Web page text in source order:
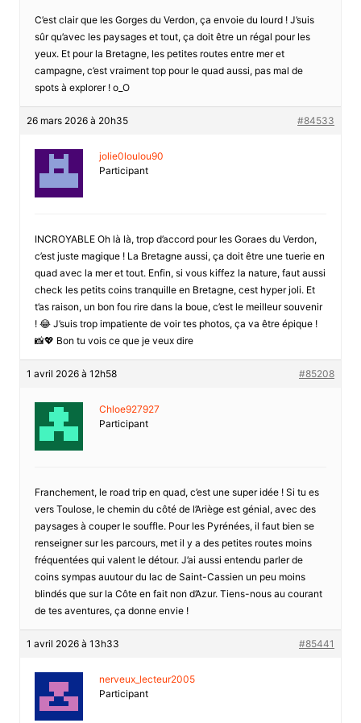
C’est clair que les Gorges du Verdon, ça envoie du lourd ! J’suis
sûr qu’avec les paysages et tout, ça doit être un régal pour les
yeux. Et pour la Bretagne, les petites routes entre mer et
campagne, c’est vraiment top pour le quad aussi, pas mal de
spots à explorer ! o_O
26 mars 2026 à 20h35 #84533
jolie0loulou90
Participant
INCROYABLE Oh là là, trop d’accord pour les Goraes du Verdon,
c’est juste magique ! La Bretagne aussi, ça doit être une tuerie en
quad avec la mer et tout. Enfin, si vous kiffez la nature, faut aussi
check les petits coins tranquille en Bretagne, cest hyper joli. Et
t’as raison, un bon fou rire dans la boue, c’est le meilleur souvenir
! 😂 J’suis trop impatiente de voir tes photos, ça va être épique !
📸💖 Bon tu vois ce que je veux dire
1 avril 2026 à 12h58 #85208
Chloe927927
Participant
Franchement, le road trip en quad, c’est une super idée ! Si tu es
vers Toulose, le chemin du côté de l’Ariège est génial, avec des
paysages à couper le souffle. Pour les Pyrénées, il faut bien se
renseigner sur les parcours, met il y a des petites routes moins
fréquentées qui valent le détour. J’ai aussi entendu parler de
coins sympas auutour du lac de Saint-Cassien un peu moins
blindés que sur la Côte en fait non d’Azur. Tiens-nous au courant
de tes aventures, ça donne envie !
1 avril 2026 à 13h33 #85441
nerveux_lecteur2005
Participant